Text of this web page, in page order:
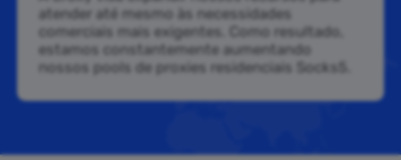
atender até mesmo às necessidades
comerciais mais exigentes. Como resultado,
estamos constantemente aumentando
nossos pools de proxies residenciais Socks5.